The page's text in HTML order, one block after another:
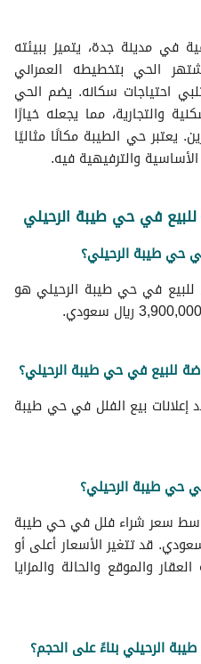
في مدينة جدة، يتميز ببيئته
الحي بتخطيطه العمراني
احتياجات سكانه. يضم الحي
والتجارية، مما يجعله خيارًا
يعتبر حي الطيبة مكانًا مثاليًا
والترفيهية فيه.
للبيع في حي طيبة الرحيلي
حي طيبة الرحيلي؟
للبيع في حي طيبة الرحيلي هو
للبيع في حي طيبة الرحيلي؟
إعلانات بيع الفلل في حي طيبة
حي طيبة الرحيلي؟
سعر شراء فلل في حي طيبة
2,213,231 ريال سعودي. قد تتغير الأسعار أعلى أو
والموقع والحالة والمزايا
الرحيلي بناءً على الحجم؟